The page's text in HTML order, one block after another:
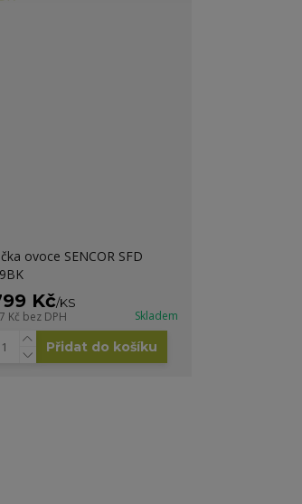
ovoce SENCOR SFD
Kč/KS
Kč bez DPH Skladem
Přidat do košíku